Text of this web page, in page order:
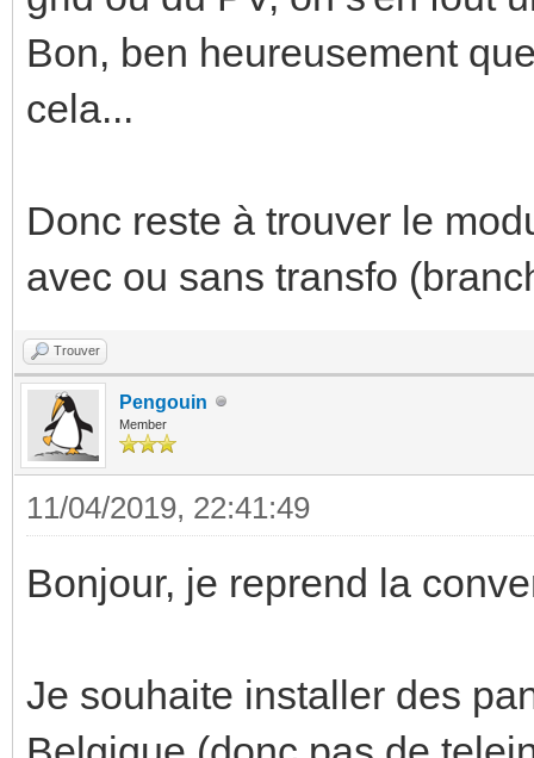
Bon, ben heureusement
cela...
Donc reste à trouver le
avec ou sans transfo
Trouver
Pengouin
Member
11/04/2019, 22:41:49
Bonjour, je reprend la
Je souhaite installer des